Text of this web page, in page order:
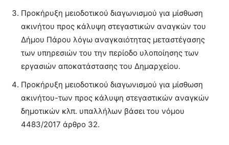
Προκήρυξη μειοδοτικού διαγωνισμού για μίσθωση
ακινήτου προς κάλυψη στεγαστικών αναγκών του
Δήμου Πάρου λόγω αναγκαιότητας μεταστέγασης
των υπηρεσιών του την περίοδο υλοποίησης των
εργασιών αποκατάστασης του Δημαρχείου.
Προκήρυξη μειοδοτικού διαγωνισμού για μίσθωση
ακινήτου-των προς κάλυψη στεγαστικών αναγκών
δημοτικών κλπ. υπαλλήλων βάσει του νόμου
4483/2017 άρθρο 32.